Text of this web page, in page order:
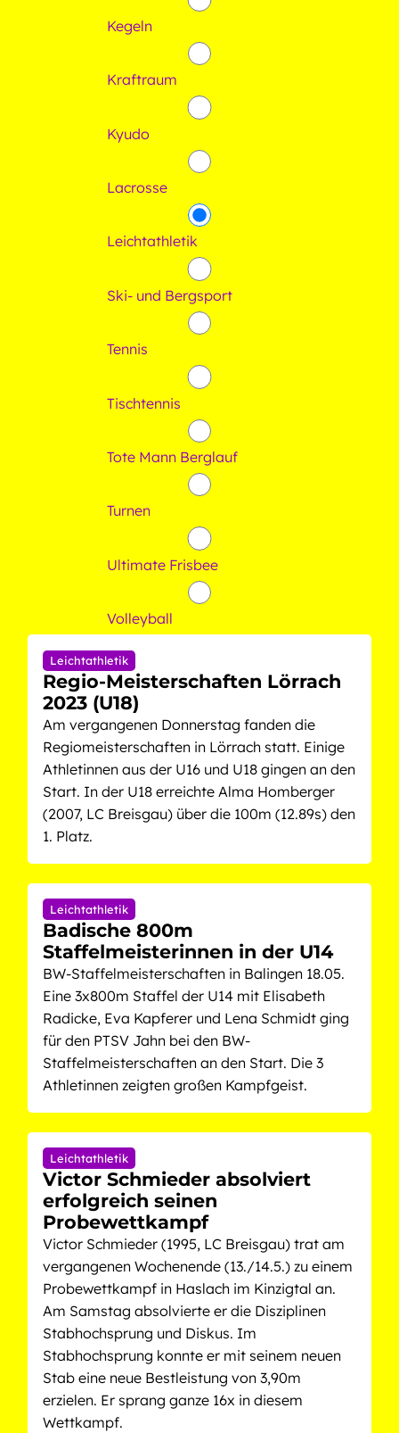
Kegeln
Kraftraum
Kyudo
Lacrosse
Leichtathletik
Ski- und Bergsport
Tennis
Tischtennis
Tote Mann Berglauf
Turnen
Ultimate Frisbee
Volleyball
Leichtathletik
Regio-Meisterschaften Lörrach
2023 (U18)
Am vergangenen Donnerstag fanden die
Regiomeisterschaften in Lörrach statt. Einige
Athletinnen aus der U16 und U18 gingen an den
Start. In der U18 erreichte Alma Homberger
(2007, LC Breisgau) über die 100m (12.89s) den
1. Platz.
Leichtathletik
Badische 800m
Staffelmeisterinnen in der U14
BW-Staffelmeisterschaften in Balingen 18.05.
Eine 3x800m Staffel der U14 mit Elisabeth
Radicke, Eva Kapferer und Lena Schmidt ging
für den PTSV Jahn bei den BW-
Staffelmeisterschaften an den Start. Die 3
Athletinnen zeigten großen Kampfgeist.
Leichtathletik
Victor Schmieder absolviert
erfolgreich seinen
Probewettkampf
Victor Schmieder (1995, LC Breisgau) trat am
vergangenen Wochenende (13./14.5.) zu einem
Probewettkampf in Haslach im Kinzigtal an.
Am Samstag absolvierte er die Disziplinen
Stabhochsprung und Diskus. Im
Stabhochsprung konnte er mit seinem neuen
Stab eine neue Bestleistung von 3,90m
erzielen. Er sprang ganze 16x in diesem
Wettkampf.